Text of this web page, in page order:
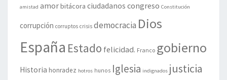
amistad amorbitácora ciudadanos congreso Constitución
corrupción corruptos crisis democracia Dios
España Estado felicidad. Franco gobierno
Historia honradez hotros hunos Iglesia indignados justicia